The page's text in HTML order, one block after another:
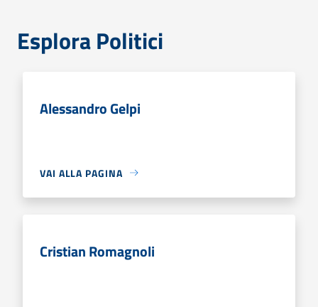
Esplora Politici
Alessandro Gelpi
VAI ALLA PAGINA
Cristian Romagnoli